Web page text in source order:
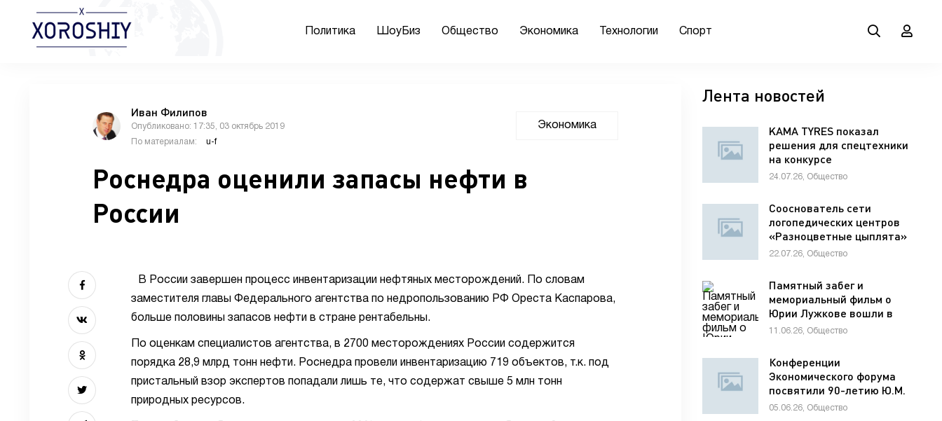
Политика ШоуБиз Общество Экономика Технологии Спорт
Иван Филипов
Опубликовано: 17:35, 03 октябрь 2019
По материалам:
u-f
Экономика
Роснедра оценили запасы нефти в
России
В России завершен процесс инвентаризации нефтяных месторождений. По словам
заместителя главы Федерального агентства по недропользованию РФ Ореста Каспарова,
больше половины запасов нефти в стране рентабельны.
По оценкам специалистов агентства, в 2700 месторождениях России содержится
порядка 28,9 млрд тонн нефти. Роснедра провели инвентаризацию 719 объектов, т.к. под
пристальный взор экспертов попадали лишь те, что содержат свыше 5 млн тонн
природных ресурсов.
Лента новостей
KAMA TYRES показал
решения для спецтехники
на конкурсе
механизаторов
24.07.26, Общество
Сооснователь сети
логопедических центров
«Разноцветные цыплята»
Елена Мельникова
коммуникации для
развития речи ребенка
22.07.26, Общество
Памятный забег и
мемориальный фильм о
Юрии Лужкове вошли в
программу фестиваля
11.06.26, Общество
Конференции
Экономического форума
посвятили 90-летию Ю.М.
Лужкова
05.06.26, Общество